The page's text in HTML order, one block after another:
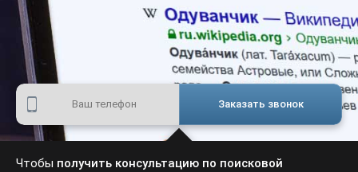
Заказать звонок
Чтобы получить консультацию по поисковой оптимизации